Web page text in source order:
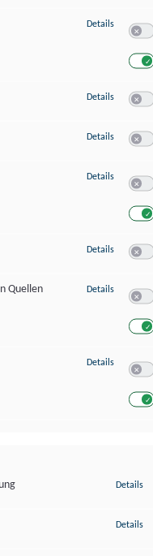
Details zu
Details zu
Details zu
Details zu
Details zu
Quellen
Details zu
Details zu
Details
Details